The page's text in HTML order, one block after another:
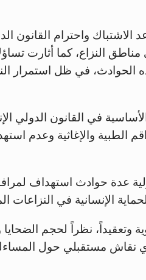
واحترام القانون
مناطق النزاع، كما أثارت
الحوادث، في ظل استمرار
في القانون الدولي
والإغاثية وعدم
عدة حوادث استهداف
الإنسانية في النزاعات
نظراً لحجم الضحايا
نقاش مستقبلي حول